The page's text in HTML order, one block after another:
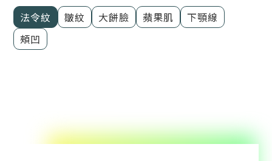
法令紋 皺紋 大餅臉 蘋果肌
下顎線
頰凹